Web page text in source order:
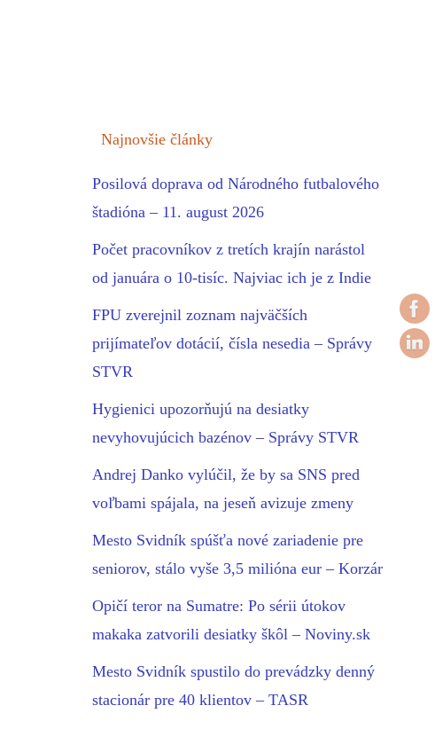
Najnovšie články
Posilová doprava od Národného futbalového
štadióna – 11. august 2026
Počet pracovníkov z tretích krajín narástol
od januára o 10-tisíc. Najviac ich je z Indie
FPU zverejnil zoznam najväčších
prijímateľov dotácií, čísla nesedia – Správy
STVR
Hygienici upozorňujú na desiatky
nevyhovujúcich bazénov – Správy STVR
Andrej Danko vylúčil, že by sa SNS pred
voľbami spájala, na jeseň avizuje zmeny
Mesto Svidník spúšťa nové zariadenie pre
seniorov, stálo vyše 3,5 milióna eur – Korzár
Opičí teror na Sumatre: Po sérii útokov
makaka zatvorili desiatky škôl – Noviny.sk
Mesto Svidník spustilo do prevádzky denný
stacionár pre 40 klientov – TASR